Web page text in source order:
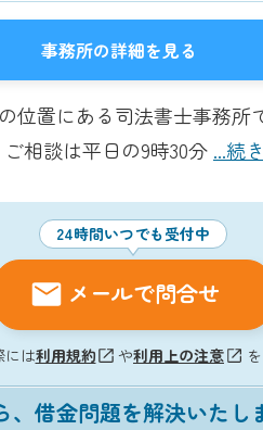
事務所の詳細を見る
位置にある司法書士事務所
相談は平日の9時30分 ...続
24時間いつでも受付中
メールで問合せ
は利用規約 や利用上の注意
、借金問題を解決いたし